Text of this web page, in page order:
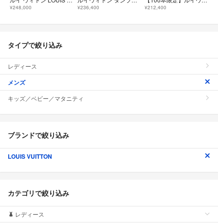
¥248,000 ¥236,400 ¥212,400
タイプで絞り込み
レディース
メンズ
キッズ／ベビー／マタニティ
ブランドで絞り込み
LOUIS VUITTON
カテゴリで絞り込み
レディース